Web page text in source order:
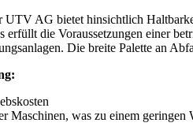
AG bietet hinsichtlich
erfüllt die Voraussetzungen einer
Die breite Palette an
Maschinen, was zu einem geringen